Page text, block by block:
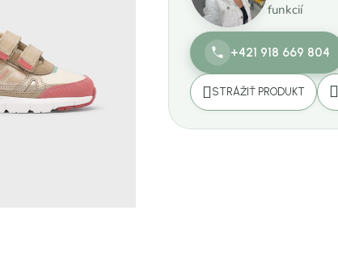
funkcií
+421 918 669 804
STRÁŽIŤ PRODUKT